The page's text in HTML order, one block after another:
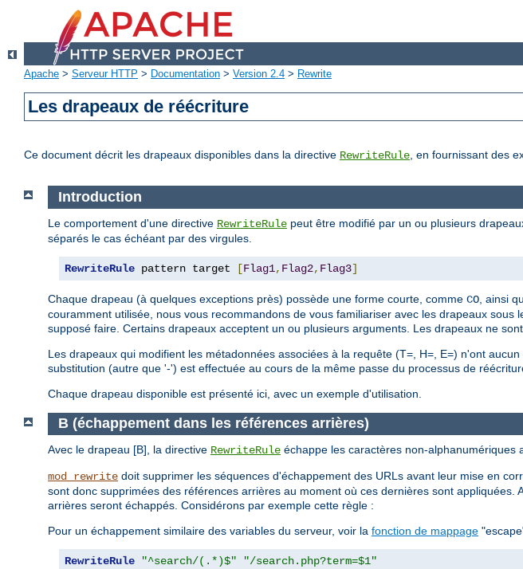
Apache > Serveur HTTP > Documentation > Version 2.4 > Rewrite
Les drapeaux de réécriture
Ce document décrit les drapeaux disponibles dans la directive RewriteRule, en fournissant des
Introduction
Le comportement d'une directive RewriteRule peut être modifié par un ou plusieurs
séparés le cas échéant par des virgules.
RewriteRule pattern target [Flag1, Flag2, Flag3]
Chaque drapeau (à quelques exceptions près) possède une forme courte, comme CO , ainsi
couramment utilisée, nous vous recommandons de vous familiariser avec les drapeaux
supposé faire. Certains drapeaux acceptent un ou plusieurs arguments. Les drapeaux ne
Les drapeaux qui modifient les métadonnées associées à la requête (T=, H=, E=) n'ont
substitution (autre que '-') est effectuée au cours de la même passe du processus de
Chaque drapeau disponible est présenté ici, avec un exemple d'utilisation.
B (échappement dans les références arrières)
Avec le drapeau [B], la directive RewriteRule échappe les caractères non-alphanumériques
mod_rewrite doit supprimer les séquences d'échappement des URLs avant leur mise en
sont donc supprimées des références arrières au moment où ces dernières sont
arrières seront échappés. Considérons par exemple cette règle :
Pour un échappement similaire des variables du serveur, voir la fonction de mappage
RewriteRule "^search/(.*)$" "/search.php?term=$1"